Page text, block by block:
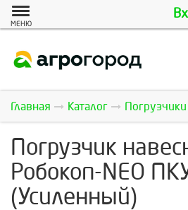
МЕНЮ
Главная Каталог Погрузчики
Погрузчик
Робокоп-NEO
(Усиленный)